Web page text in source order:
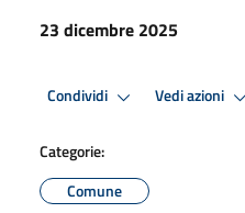
23 dicembre 2025
Condividi Vedi azioni
Categorie:
Comune